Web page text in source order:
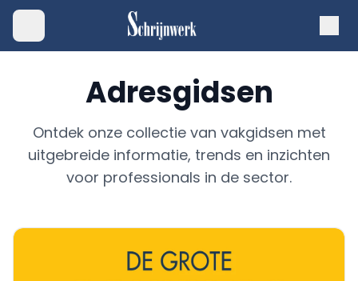
Adresgidsen
Ontdek onze collectie van vakgidsen met
uitgebreide informatie, trends en inzichten
voor professionals in de sector.